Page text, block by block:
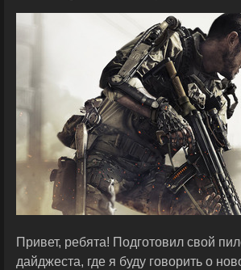
Привет, ребята! Подготовил свой
дайджеста, где я буду говорить о